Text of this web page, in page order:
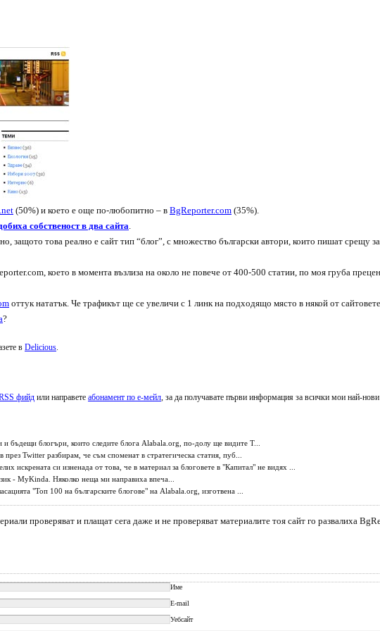
(50%) и което е още по-любопитно – в BgReporter.com (35%).
собственост в два сайта.
защото това реално е сайт тип “блог”, с множество български автори, които пишат срещу
което в момента възлиза на около не повече от 400-500 статии, по моя груба
оттук нататък. Че трафикът ще се увеличи с 1 линк на подходящо място в някой от
?
в Delicious.
фийд или направете абонамент по е-мейл, за да получавате първи информация за всички мои най-нови
бъдещи блогъри, които следите блога Alabala.org, по-долу ще видите Т...
Twitter разбирам, че съм споменат в стратегическа статия, пуб...
искрената си изненада от това, че в материал за блоговете в "Капитал" не видях ...
- MyKinda. Няколко неща ми направиха впеча...
"Топ 100 на българските блогове" на Alabala.org, изготвена ...
проверяват и плащат сега даже и не проверяват материалите тоя сайт го развалиха
Име
E-mail
Уебсайт